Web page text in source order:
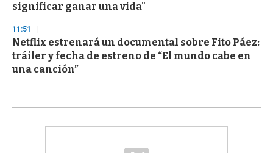
significar ganar una vida"
11:51
Netflix estrenará un documental sobre Fito Páez:
tráiler y fecha de estreno de “El mundo cabe en
una canción”